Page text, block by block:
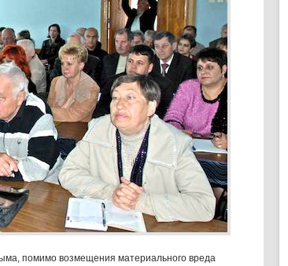
помимо возмещения материального вреда